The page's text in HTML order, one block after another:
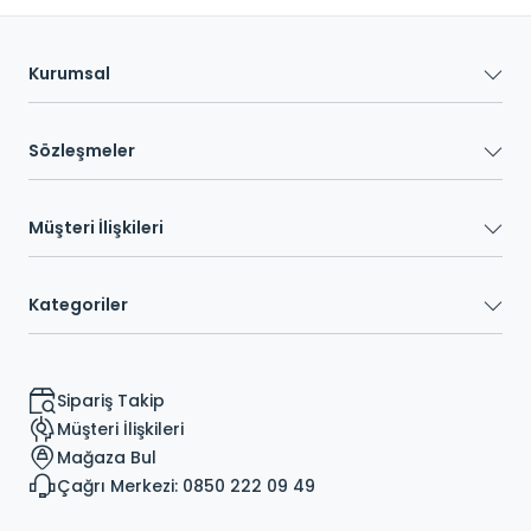
Kurumsal
Sözleşmeler
Müşteri İlişkileri
Kategoriler
Sipariş Takip
Müşteri İlişkileri
Mağaza Bul
Çağrı Merkezi: 0850 222 09 49